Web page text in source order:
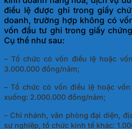
điều lệ được ghi trong giấy
doanh, trường hợp không có
vốn đầu tư ghi trong giấy
Cụ thể như sau:
– Tổ chức có vốn điều lệ hoặc
3.000.000 đồng/năm;
– Tổ chức có vốn điều lệ hoặc
xuống: 2.000.000 đồng/năm;
– Chi nhánh, văn phòng đại diện,
sự nghiệp, tổ chức kinh tế khác: